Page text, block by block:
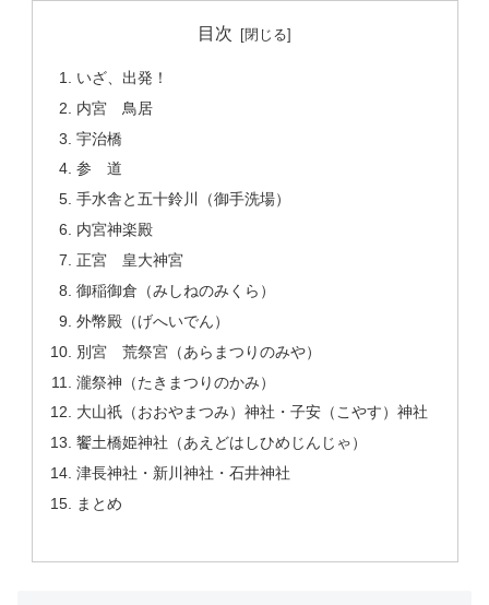
目次
いざ、出発！
内宮 鳥居
宇治橋
参 道
手水舎と五十鈴川（御手洗場）
内宮神楽殿
正宮 皇大神宮
御稲御倉（みしねのみくら）
外幣殿（げへいでん）
別宮 荒祭宮（あらまつりのみや）
瀧祭神（たきまつりのかみ）
大山祇（おおやまつみ）神社・子安（こやす）神社
饗土橋姫神社（あえどはしひめじんじゃ）
津長神社・新川神社・石井神社
まとめ